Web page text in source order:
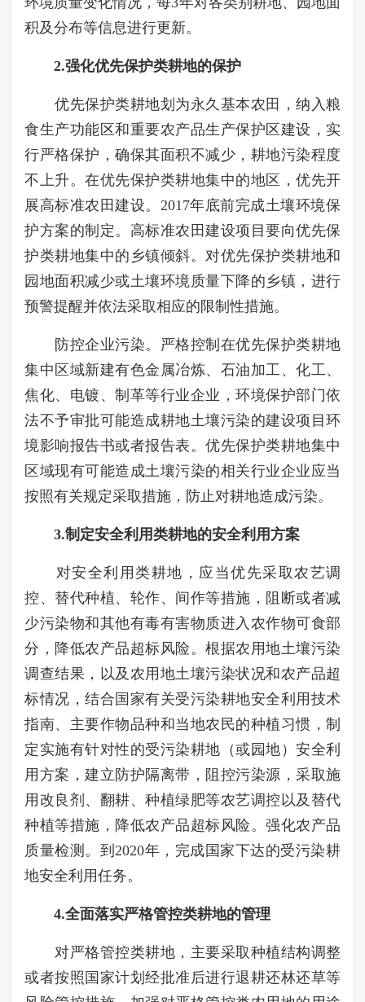
积及分布等信息进行更新。
2.强化优先保护类耕地的保护
优先保护类耕地划为永久基本农田，纳入粮
食生产功能区和重要农产品生产保护区建设，实
行严格保护，确保其面积不减少，耕地污染程度
不上升。在优先保护类耕地集中的地区，优先开
展高标准农田建设。2017年底前完成土壤环境保
护方案的制定。高标准农田建设项目要向优先保
护类耕地集中的乡镇倾斜。对优先保护类耕地和
园地面积减少或土壤环境质量下降的乡镇，进行
预警提醒并依法采取相应的限制性措施。
防控企业污染。严格控制在优先保护类耕地
集中区域新建有色金属冶炼、石油加工、化工、
焦化、电镀、制革等行业企业，环境保护部门依
法不予审批可能造成耕地土壤污染的建设项目环
境影响报告书或者报告表。优先保护类耕地集中
区域现有可能造成土壤污染的相关行业企业应当
按照有关规定采取措施，防止对耕地造成污染。
3.制定安全利用类耕地的安全利用方案
对安全利用类耕地，应当优先采取农艺调
控、替代种植、轮作、间作等措施，阻断或者减
少污染物和其他有毒有害物质进入农作物可食部
分，降低农产品超标风险。根据农用地土壤污染
调查结果，以及农用地土壤污染状况和农产品超
标情况，结合国家有关受污染耕地安全利用技术
指南、主要作物品种和当地农民的种植习惯，制
定实施有针对性的受污染耕地（或园地）安全利
用方案，建立防护隔离带，阻控污染源，采取施
用改良剂、翻耕、种植绿肥等农艺调控以及替代
种植等措施，降低农产品超标风险。强化农产品
质量检测。到2020年，完成国家下达的受污染耕
地安全利用任务。
4.全面落实严格管控类耕地的管理
对严格管控类耕地，主要采取种植结构调整
或者按照国家计划经批准后进行退耕还林还草等